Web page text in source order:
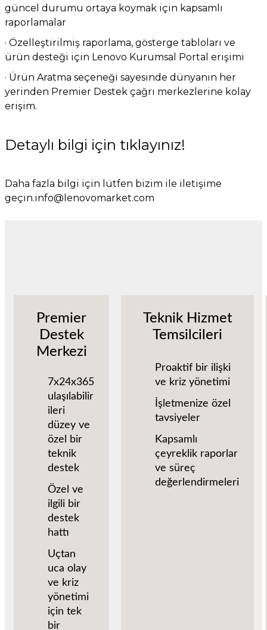
güncel durumu ortaya koymak için kapsamlı
raporlamalar
· Özelleştirilmiş raporlama, gösterge tabloları ve
ürün desteği için Lenovo Kurumsal Portal erişimi
· Ürün Aratma seçeneği sayesinde dünyanın her
yerinden Premier Destek çağrı merkezlerine kolay
erişim.
Detaylı bilgi için tıklayınız!
Daha fazla bilgi için lütfen bizim ile iletişime
geçin.info@lenovomarket.com
Premier
Destek
Merkezi
7x24x365
ulaşılabilir
ileri
düzey ve
özel bir
teknik
destek
Özel ve
ilgili bir
destek
hattı
Uçtan
uca olay
ve kriz
yönetimi
için tek
bir
Teknik Hizmet
Temsilcileri
Proaktif bir ilişki
ve kriz yönetimi
İşletmenize özel
tavsiyeler
Kapsamlı
çeyreklik raporlar
ve süreç
değerlendirmeleri